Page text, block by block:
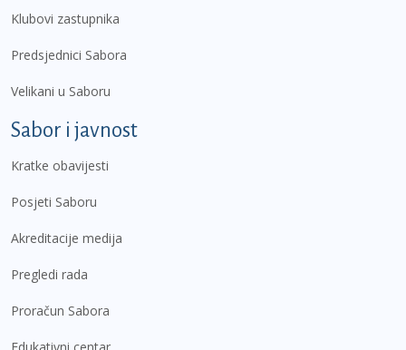
Klubovi zastupnika
Predsjednici Sabora
Velikani u Saboru
Sabor i javnost
Kratke obavijesti
Posjeti Saboru
Akreditacije medija
Pregledi rada
Proračun Sabora